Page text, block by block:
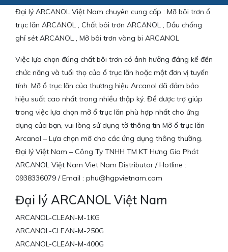
Đại lý ARCANOL Việt Nam chuyên cung cấp : Mỡ bôi trơn ổ
trục lăn ARCANOL , Chất bôi trơn ARCANOL , Dầu chống
ghỉ sét ARCANOL , Mỡ bôi trơn vòng bi ARCANOL
Việc lựa chọn đúng chất bôi trơn có ảnh hưởng đáng kể đến
chức năng và tuổi thọ của ổ trục lăn hoặc một đơn vị tuyến
tính. Mỡ ổ trục lăn của thương hiệu Arcanol đã đảm bảo
hiệu suất cao nhất trong nhiều thập kỷ. Để được trợ giúp
trong việc lựa chọn mỡ ổ trục lăn phù hợp nhất cho ứng
dụng của bạn, vui lòng sử dụng tờ thông tin Mỡ ổ trục lăn
Arcanol – Lựa chọn mỡ cho các ứng dụng thông thường.
Đại lý Việt Nam – Công Ty TNHH TM KT Hưng Gia Phát
ARCANOL Việt Nam Viet Nam Distributor / Hotline :
0938336079 / Email : phu@hgpvietnam.com
Đại lý ARCANOL Việt Nam
ARCANOL-CLEAN-M-1KG
ARCANOL-CLEAN-M-250G
ARCANOL-CLEAN-M-400G